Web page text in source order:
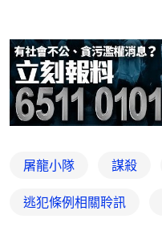
屠龍小隊 謀殺
逃犯條例相關聆訊